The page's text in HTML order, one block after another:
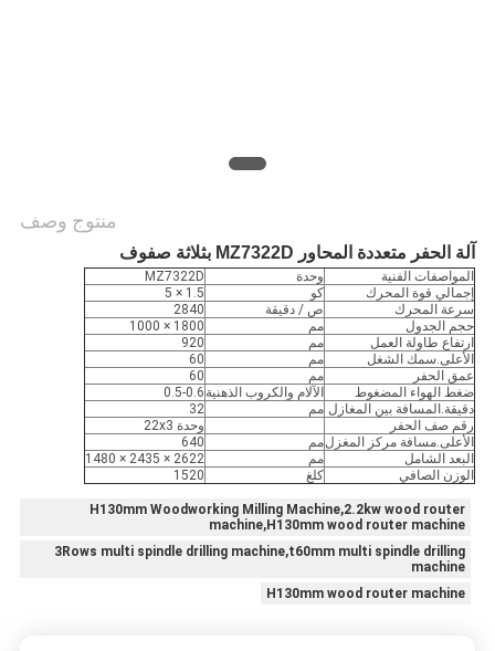
منتوج وصف
آلة الحفر متعددة المحاور MZ7322D بثلاثة صفوف
المواصفات الفنية وحدة
MZ7322D
إجمالي قوة المحرك
كو
1.5 × 5
سرعة المحرك
ص / دقيقة
2840
حجم الجدول
مم
1800 × 1000
ارتفاع طاولة العمل
مم
920
الأعلى.سمك الشغل
مم
60
عمق الحفر
مم
60
ضغط الهواء المضغوط
الآلام والكروب الذهنية 0.5-0.6
دقيقة.المسافة بين المغازل مم
32
رقم صف الحفر
وحدة 22x3
الأعلى.مسافة مركز المغزلمم
640
البعد الشامل
مم
2622 × 2435 × 1480
الوزن الصافي
كلغ 1520
H130mm Woodworking Milling Machine,2.2kw wood router
machine,H130mm wood router machine
3Rows multi spindle drilling machine,t60mm multi spindle drilling
machine
H130mm wood router machine